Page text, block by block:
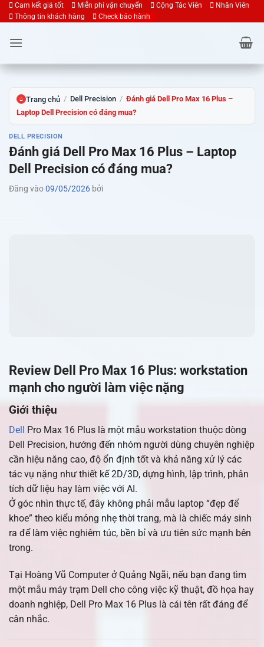
Bỏ
qua
nội
dung
Cam kết giá tốt Miễn phí vận chuyển Cộng Tác Viên
Nhân Viên
Thông tin khách hàng
Check bảo hành
⌂ Trang chủ / Dell Precision / Đánh giá Dell Pro Max 16 Plus –
Laptop Dell Precision có đáng mua?
DELL PRECISION
Đánh giá Dell Pro Max 16 Plus – Laptop
Dell Precision có đáng mua?
Đăng vào09/05/2026 bởi
Review Dell Pro Max 16 Plus: workstation
mạnh cho người làm việc nặng
Giới thiệu
Dell Pro Max 16 Plus là một mẫu workstation thuộc dòng
Dell Precision, hướng đến nhóm người dùng chuyên nghiệp
cần hiệu năng cao, độ ổn định tốt và khả năng xử lý các
tác vụ nặng như thiết kế 2D/3D, dựng hình, lập trình, phân
tích dữ liệu hay làm việc với AI.
Ở góc nhìn thực tế, đây không phải mẫu laptop “đẹp để
khoe” theo kiểu mỏng nhẹ thời trang, mà là chiếc máy sinh
ra để làm việc nghiêm túc, bền bỉ và ưu tiên sức mạnh bên
trong.
Tại Hoàng Vũ Computer ở Quảng Ngãi, nếu bạn đang tìm
một mẫu máy trạm Dell cho công việc kỹ thuật, đồ họa hay
doanh nghiệp, Dell Pro Max 16 Plus là cái tên rất đáng để
cân nhắc.